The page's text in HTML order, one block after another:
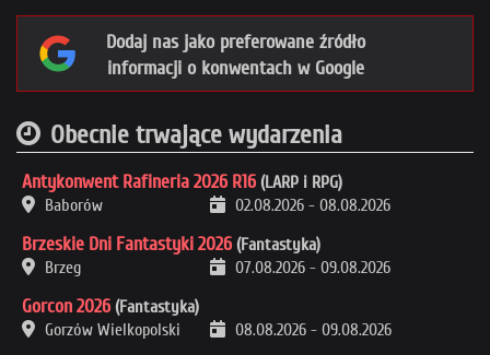
Dodaj nas jako preferowane źródło
informacji o konwentach w Google
Obecnie trwające wydarzenia
Antykonwent Rafineria 2026 R16 (LARP i RPG)
Baborów
02.08.2026 - 08.08.2026
Brzeskie Dni Fantastyki 2026 (Fantastyka)
Brzeg
07.08.2026 - 09.08.2026
Gorcon 2026 (Fantastyka)
Gorzów Wielkopolski
08.08.2026 - 09.08.2026